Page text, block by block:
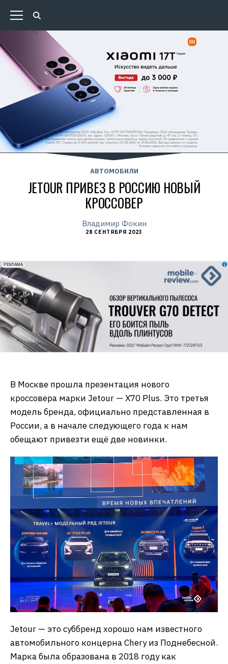
АВТОМОБИЛИ
JETOUR ПРИВЕЗ В РОССИЮ НОВЫЙ
КРОССОВЕР
Владимир Фокин
28 СЕНТЯБРЯ 2023
erid: 2VfnxxmNzs5
РЕКЛАМА
В Москве прошла презентация нового
кроссовера марки Jetour — X70 Plus. Это третья
модель бренда, официально представленная в
России, а в начале следующего года к нам
обещают привезти ещё две новинки.
Jetour — это суббренд хорошо нам известного
автомобильного концерна Chery из Поднебесной.
Марка была образована в 2018 году как